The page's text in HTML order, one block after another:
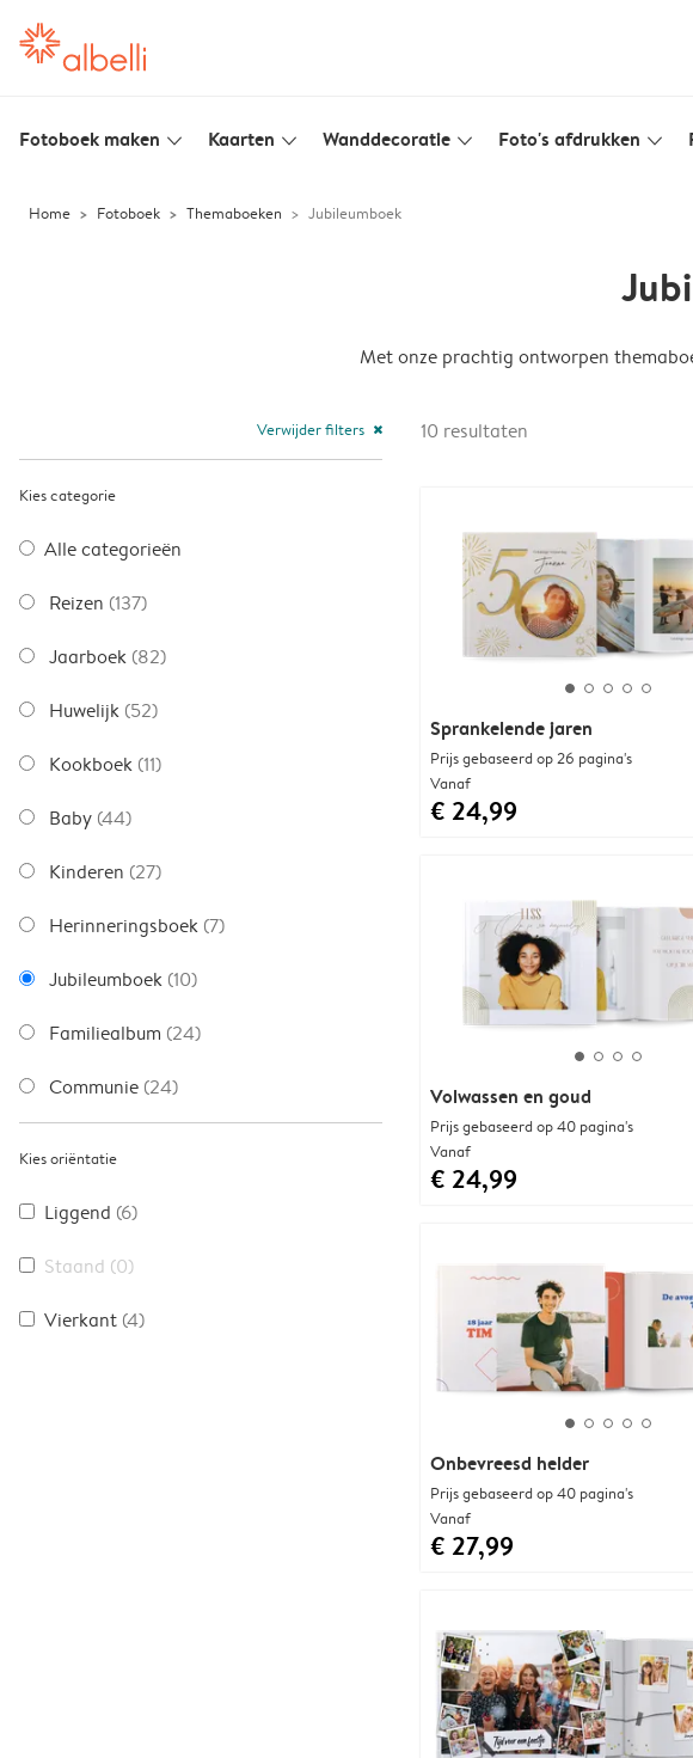
Fotoboek maken slim_arrow_down Kaarten slim_arrow_down Wanddecoratie slim_arrow_down Foto's afdrukken slim_arrow_down
Home Fotoboek Themaboeken Jubileumboek
Met onze prachtig ontworpen
Kies categorie
Verwijder filters close
Alle categorieën
Reizen (137)
Jaarboek (82)
Huwelijk (52)
Kookboek (11)
Baby (44)
Kinderen (27)
Herinneringsboek (7)
Jubileumboek (10)
Familiealbum (24)
Communie (24)
Kies oriëntatie
Liggend (6)
Staand (0)
Vierkant (4)
10 resultaten
Sprankelende jaren
Prijs gebaseerd op 26 pagina's
Vanaf
€ 24,99
Volwassen en goud
Prijs gebaseerd op 40 pagina's
Vanaf
€ 24,99
Onbevreesd helder
Prijs gebaseerd op 40 pagina's
Vanaf
€ 27,99